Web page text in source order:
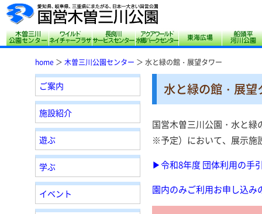
木曽三川公園センターサリオパーク祖父江 ワイルドネイチャー
長良川サービスセンター
アクアワールド水郷
東海広場
home ＞ 木曽三川公園センター ＞ 水と緑の館・展望タワー
ご案内
施設紹介
遊ぶ
学ぶ
イベント
水と緑の館・展望
国営木曽三川公園・水と
※予定）において、展示施
▶令和8年度 団体利用の手
園内のみご利用お申し込